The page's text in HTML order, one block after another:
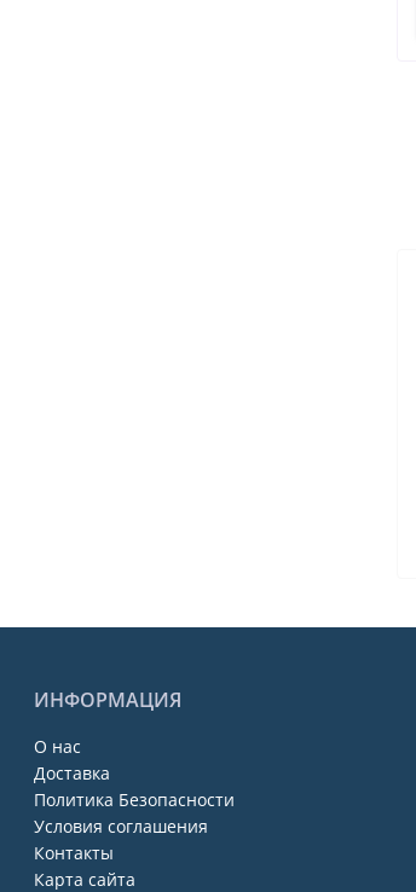
ИНФОРМАЦИЯ
О нас
Доставка
Политика Безопасности
Условия соглашения
Контакты
Карта сайта